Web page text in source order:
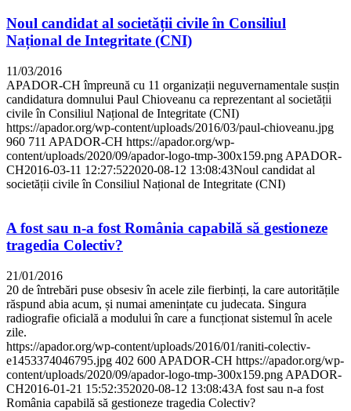
Noul candidat al societății civile în Consiliul
Național de Integritate (CNI)
11/03/2016
APADOR-CH împreună cu 11 organizații neguvernamentale susțin
candidatura domnului Paul Chioveanu ca reprezentant al societății
civile în Consiliul Național de Integritate (CNI)
https://apador.org/wp-content/uploads/2016/03/paul-chioveanu.jpg
960 711 APADOR-CH https://apador.org/wp-
content/uploads/2020/09/apador-logo-tmp-300x159.png APADOR-
CH2016-03-11 12:27:522020-08-12 13:08:43Noul candidat al
societății civile în Consiliul Național de Integritate (CNI)
A fost sau n-a fost România capabilă să gestioneze
tragedia Colectiv?
21/01/2016
20 de întrebări puse obsesiv în acele zile fierbinți, la care autoritățile
răspund abia acum, și numai amenințate cu judecata. Singura
radiografie oficială a modului în care a funcționat sistemul în acele
zile.
https://apador.org/wp-content/uploads/2016/01/raniti-colectiv-
e1453374046795.jpg 402 600 APADOR-CH https://apador.org/wp-
content/uploads/2020/09/apador-logo-tmp-300x159.png APADOR-
CH2016-01-21 15:52:352020-08-12 13:08:43A fost sau n-a fost
România capabilă să gestioneze tragedia Colectiv?